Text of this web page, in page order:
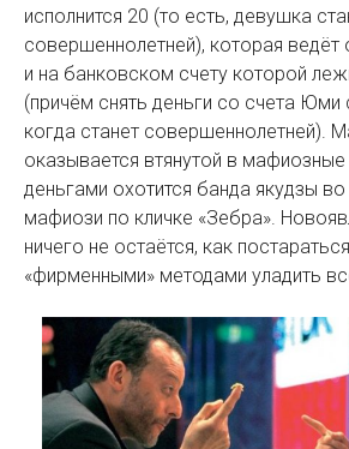
исполнится 20 (то есть, девушка
совершеннолетней), которая ведёт
и на банковском счету которой
(причём снять деньги со счета
когда станет совершеннолетней).
оказывается втянутой в
деньгами охотится банда якудзы
мафиози по кличке «Зебра».
ничего не остаётся, как
«фирменными» методами уладить